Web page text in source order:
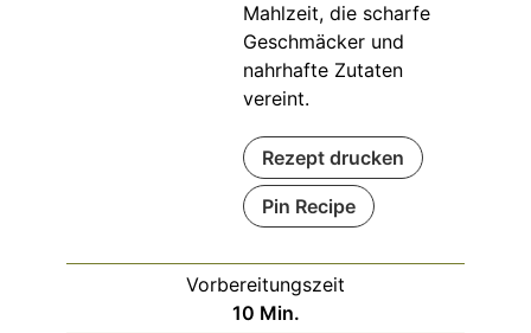
Mahlzeit, die scharfe
Geschmäcker und
nahrhafte Zutaten
vereint.
Rezept drucken
Pin Recipe
Vorbereitungszeit
10Minuten
Min.